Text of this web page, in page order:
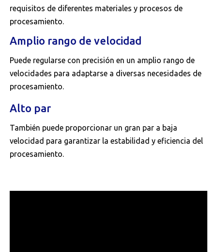
requisitos de diferentes materiales y procesos de
procesamiento.
Amplio rango de velocidad
Puede regularse con precisión en un amplio rango de
velocidades para adaptarse a diversas necesidades de
procesamiento.
Alto par
También puede proporcionar un gran par a baja
velocidad para garantizar la estabilidad y eficiencia del
procesamiento.